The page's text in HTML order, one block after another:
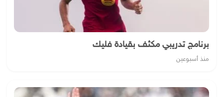
برنامج تدريبي مكثف بقيادة فليك
منذ أسبوعين